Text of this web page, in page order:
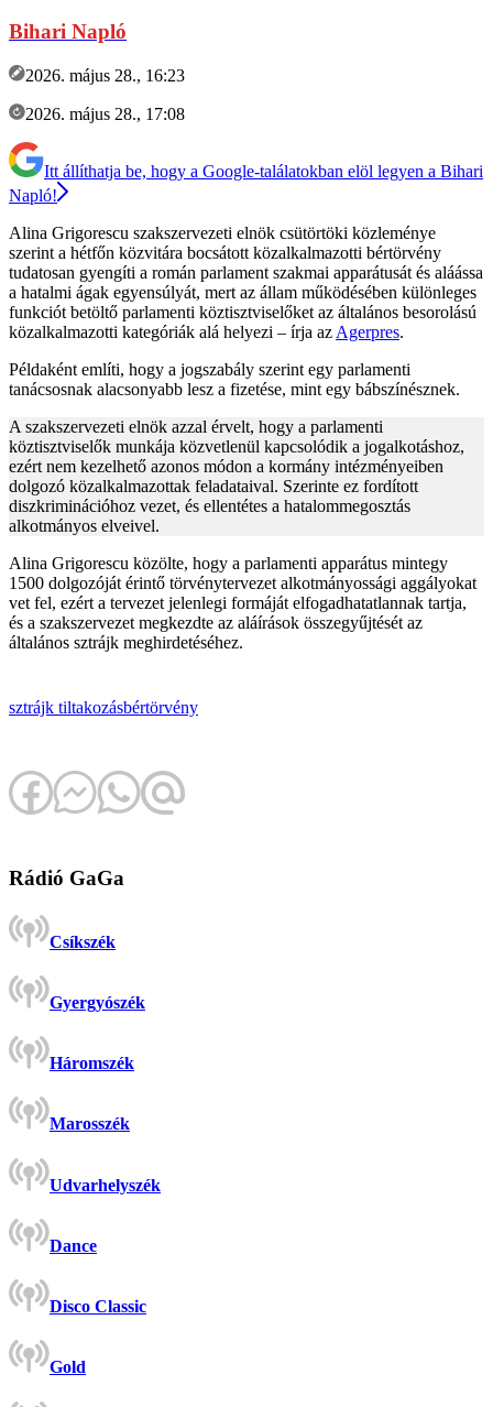
Bihari Napló
2026. május 28., 16:23
2026. május 28., 17:08
Itt állíthatja be, hogy a Google-találatokban elöl legyen a Bihari
Napló!
Alina Grigorescu szakszervezeti elnök csütörtöki közleménye
szerint a hétfőn közvitára bocsátott közalkalmazotti bértörvény
tudatosan gyengíti a román parlament szakmai apparátusát és aláássa
a hatalmi ágak egyensúlyát, mert az állam működésében különleges
funkciót betöltő parlamenti köztisztviselőket az általános besorolású
közalkalmazotti kategóriák alá helyezi – írja az Agerpres.
Példaként említi, hogy a jogszabály szerint egy parlamenti
tanácsosnak alacsonyabb lesz a fizetése, mint egy bábszínésznek.
A szakszervezeti elnök azzal érvelt, hogy a parlamenti
köztisztviselők munkája közvetlenül kapcsolódik a jogalkotáshoz,
ezért nem kezelhető azonos módon a kormány intézményeiben
dolgozó közalkalmazottak feladataival. Szerinte ez fordított
diszkriminációhoz vezet, és ellentétes a hatalommegosztás
alkotmányos elveivel.
Alina Grigorescu közölte, hogy a parlamenti apparátus mintegy
1500 dolgozóját érintő törvénytervezet alkotmányossági aggályokat
vet fel, ezért a tervezet jelenlegi formáját elfogadhatatlannak tartja,
és a szakszervezet megkezdte az aláírások összegyűjtését az
általános sztrájk meghirdetéséhez.
sztrájk tiltakozásbértörvény
Rádió GaGa
Csíkszék
Gyergyószék
Háromszék
Marosszék
Udvarhelyszék
Dance
Disco Classic
Gold